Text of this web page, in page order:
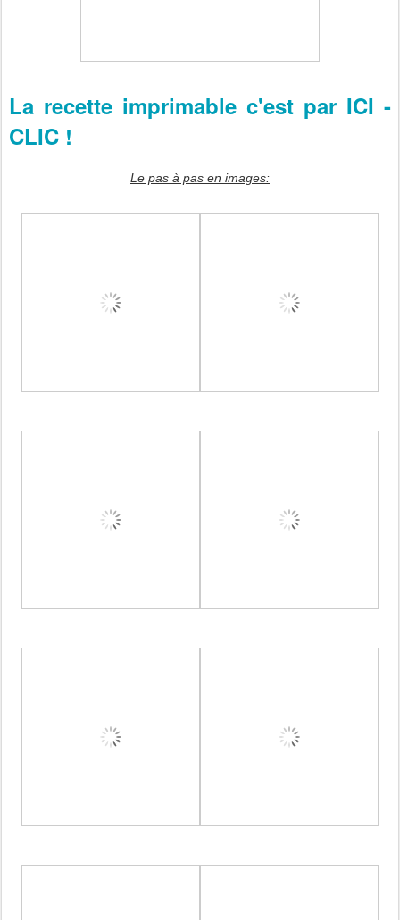
La recette imprimable c'est par ICI -
CLIC !
Le pas à pas en images: